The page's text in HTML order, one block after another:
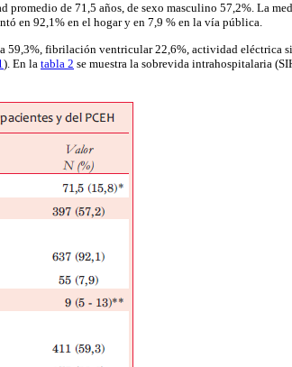
promedio de 71,5 años, de sexo masculino 57,2%. La
en 92,1% en el hogar y en 7,9 % en la vía pública.
59,3%, fibrilación ventricular 22,6%, actividad eléctrica
). En la tabla 2 se muestra la sobrevida intrahospitalaria